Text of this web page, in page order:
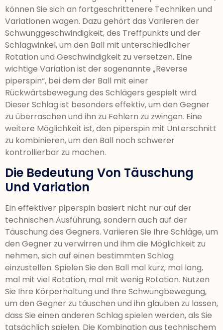
können Sie sich an fortgeschrittenere Techniken und
Variationen wagen. Dazu gehört das Variieren der
Schwunggeschwindigkeit, des Treffpunkts und der
Schlagwinkel, um den Ball mit unterschiedlicher
Rotation und Geschwindigkeit zu versetzen. Eine
wichtige Variation ist der sogenannte „Reverse
piperspin“, bei dem der Ball mit einer
Rückwärtsbewegung des Schlägers gespielt wird.
Dieser Schlag ist besonders effektiv, um den Gegner
zu überraschen und ihn zu Fehlern zu zwingen. Eine
weitere Möglichkeit ist, den piperspin mit Unterschnitt
zu kombinieren, um den Ball noch schwerer
kontrollierbar zu machen.
Die Bedeutung Von Täuschung
Und Variation
Ein effektiver piperspin basiert nicht nur auf der
technischen Ausführung, sondern auch auf der
Täuschung des Gegners. Variieren Sie Ihre Schläge, um
den Gegner zu verwirren und ihm die Möglichkeit zu
nehmen, sich auf einen bestimmten Schlag
einzustellen. Spielen Sie den Ball mal kurz, mal lang,
mal mit viel Rotation, mal mit wenig Rotation. Nutzen
Sie Ihre Körperhaltung und Ihre Schwungbewegung,
um den Gegner zu täuschen und ihn glauben zu lassen,
dass Sie einen anderen Schlag spielen werden, als Sie
tatsächlich spielen. Die Kombination aus technischem